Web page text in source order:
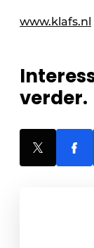
www.klafs.nl
verder.